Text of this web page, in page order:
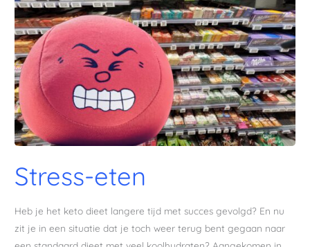
Stress-eten
Heb je het keto dieet langere tijd met succes gevolgd? En nu
zit je in een situatie dat je toch weer terug bent gegaan naar